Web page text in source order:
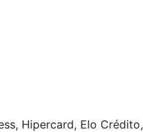
Hipercard, Elo Crédito,